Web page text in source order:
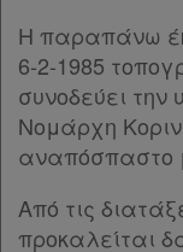
Η παραπάνω
6-2-1985
συνοδεύει
Νομάρχη
αναπόσπαστο
Από τις
προκαλείται